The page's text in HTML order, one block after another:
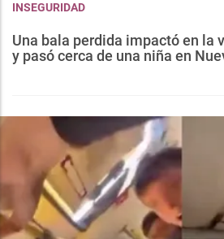
INSEGURIDAD
Una bala perdida impactó en la
y pasó cerca de una niña en